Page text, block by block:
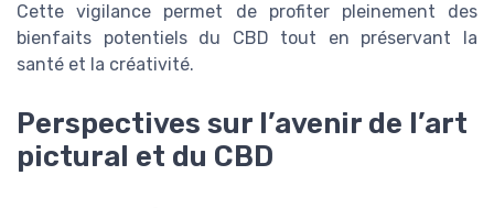
Cette vigilance permet de profiter pleinement des
bienfaits potentiels du CBD tout en préservant la
santé et la créativité.
Perspectives sur l’avenir de l’art
pictural et du CBD